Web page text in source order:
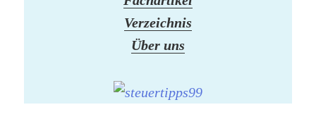
Verzeichnis
Über uns